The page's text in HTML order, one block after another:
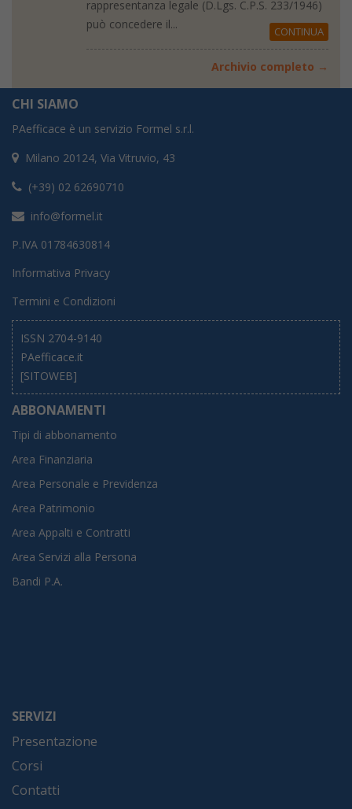
rappresentanza legale (D.Lgs. C.P.S. 233/1946)
può concedere il...
CONTINUA
Archivio completo →
CHI SIAMO
PAefficace è un servizio Formel s.r.l.
Milano 20124, Via Vitruvio, 43
(+39) 02 62690710
info@formel.it
P.IVA 01784630814
Informativa Privacy
Termini e Condizioni
ISSN 2704-9140
PAefficace.it
[SITOWEB]
ABBONAMENTI
Tipi di abbonamento
Area Finanziaria
Area Personale e Previdenza
Area Patrimonio
Area Appalti e Contratti
Area Servizi alla Persona
Bandi P.A.
SERVIZI
Presentazione
Corsi
Contatti